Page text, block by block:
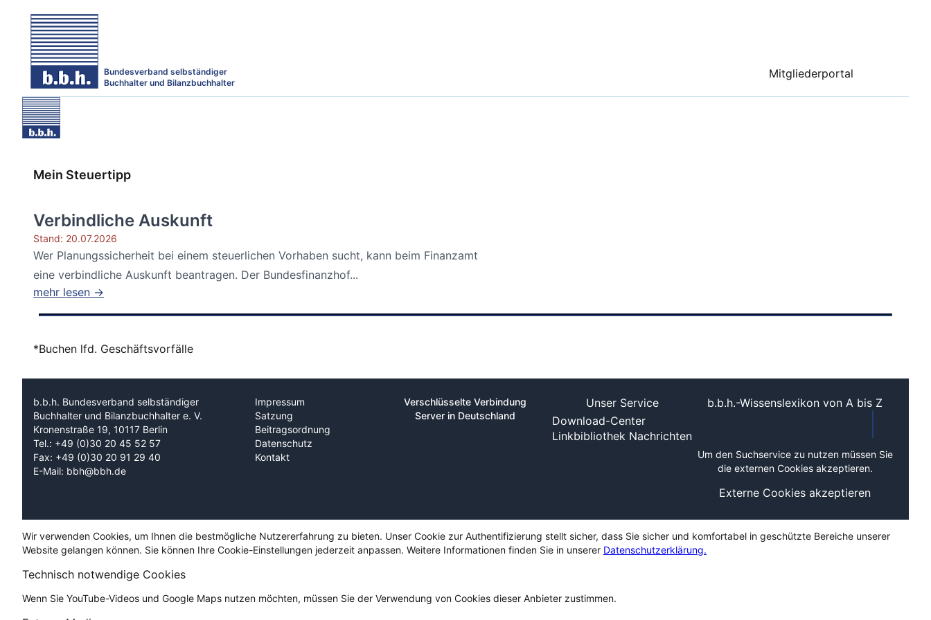
Bundesverband selbständiger
Buchhalter und Bilanzbuchhalter
Mitgliederportal
Mein Steuertipp
Verbindliche Auskunft
Stand: 20.07.2026
Wer Planungssicherheit bei einem steuerlichen Vorhaben sucht, kann beim Finanzamt
eine verbindliche Auskunft beantragen. Der Bundesfinanzhof...
mehr lesen →
*Buchen lfd. Geschäftsvorfälle
b.b.h. Bundesverband selbständiger
Buchhalter und Bilanzbuchhalter e. V.
Kronenstraße 19, 10117 Berlin
Tel.: +49 (0)30 20 45 52 57
Fax: +49 (0)30 20 91 29 40
E-Mail: bbh@bbh.de
Impressum
Satzung
Beitragsordnung
Datenschutz
Kontakt
Verschlüsselte Verbindung
Server in Deutschland
Unser Service
Download-Center
Linkbibliothek Nachrichten
b.b.h.-Wissenslexikon von A bis Z
Um den Suchservice zu nutzen müssen Sie
die externen Cookies akzeptieren.
Externe Cookies akzeptieren
Wir verwenden Cookies, um Ihnen die bestmögliche Nutzererfahrung zu bieten. Unser Cookie zur Authentifizierung stellt sicher, dass Sie sicher und komfortabel in geschützte Bereiche unserer
Website gelangen können. Sie können Ihre Cookie-Einstellungen jederzeit anpassen. Weitere Informationen finden Sie in unserer Datenschutzerklärung.
Technisch notwendige Cookies
Wenn Sie YouTube-Videos und Google Maps nutzen möchten, müssen Sie der Verwendung von Cookies dieser Anbieter zustimmen.